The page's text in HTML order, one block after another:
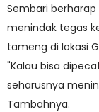
Sembari
menindak tegas
tameng di lokasi
"Kalau bisa
seharusnya
Tambahnya.